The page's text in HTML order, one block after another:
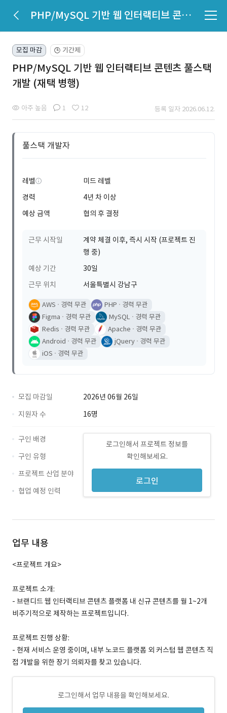
PHP/MySQL 기반 웹 인터랙티브 콘텐츠 풀스택 개발 (재택 병행)
모집 마감 🕒 기간제
PHP/MySQL 기반 웹 인터랙티브 콘텐츠 풀스택
개발 (재택 병행)
아주 높음 1 12 등록 일자 2026.06.12.
풀스택 개발자
레벨
미드 레벨
경력
4년 차 이상
예상 금액
협의 후 결정
근무 시작일
계약 체결 이후, 즉시 시작 (프로젝트 진
행 중)
예상 기간
30일
근무 위치
서울특별시 강남구
AWS 경력 무관 PHP
경력 무관
Figma
경력 무관 MySQL
경력 무관
Redis
경력 무관 Apache
경력 무관
Android
경력 무관 jQuery
경력 무관
iOS
경력 무관
모집 마감일
2026년 06월 26일
지원자 수
16명
로그인해서 프로젝트 정보를
확인해보세요.
로그인
구인 배경
구인 유형
프로젝트 산업 분야
협업 예정 인력
업무 내용
<프로젝트 개요>
프로젝트 소개:
- 브랜디드 웹 인터랙티브 콘텐츠 플랫폼 내 신규 콘텐츠를 월 1~2개
비주기적으로 제작하는 프로젝트입니다.
프로젝트 진행 상황:
- 현재 서비스 운영 중이며, 내부 노코드 플랫폼 외 커스텀 웹 콘텐츠 직
접 개발을 위한 장기 의뢰자를 찾고 있습니다.
로그인해서 업무 내용을 확인해보세요.